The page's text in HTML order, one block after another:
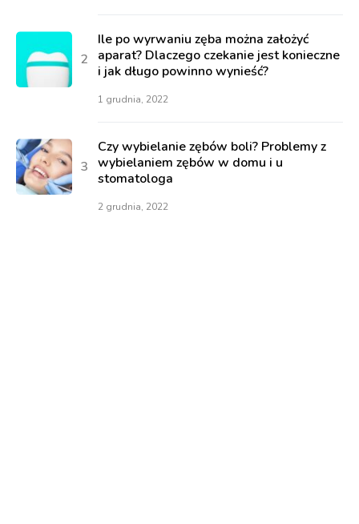
Ile po wyrwaniu zęba można założyć
aparat? Dlaczego czekanie jest konieczne
i jak długo powinno wynieść?
1 grudnia, 2022
Czy wybielanie zębów boli? Problemy z
wybielaniem zębów w domu i u
stomatologa
2 grudnia, 2022